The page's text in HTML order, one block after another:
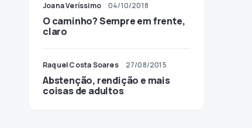
Joana Veríssimo 04/10/2018
O caminho? Sempre em frente,
claro
Raquel Costa Soares 27/08/2015
Abstenção, rendição e mais
coisas de adultos